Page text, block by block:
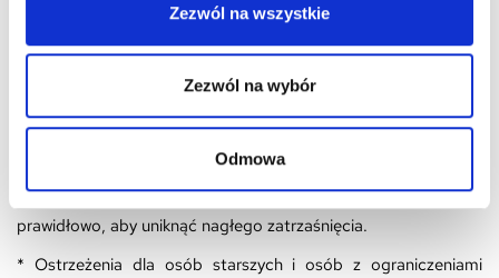
Zezwól na wszystkie
Zezwól na wybór
Odmowa
* Czyść drzwi środkami przeznaczonymi do danego materiału,
aby uniknąć jego uszkodzenia.
* Dodatkowe zagrożenia:
* W przypadku drzwi z elementami szklanymi, upewnij się, że
szkło jest hartowane lub bezpieczne.
* Jeśli drzwi posiadają samozamykacz, sprawdź, czy działa
prawidłowo, aby uniknąć nagłego zatrzaśnięcia.
* Ostrzeżenia dla osób starszych i osób z ograniczeniami